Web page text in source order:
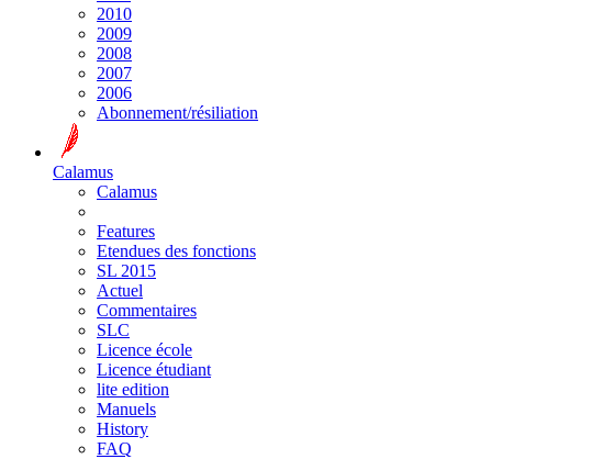
2010
2009
2008
2007
2006
Abonnement/résiliation
Calamus
Calamus
Features
Etendues des fonctions
SL 2015
Actuel
Commentaires
SLC
Licence école
Licence étudiant
lite edition
Manuels
History
FAQ